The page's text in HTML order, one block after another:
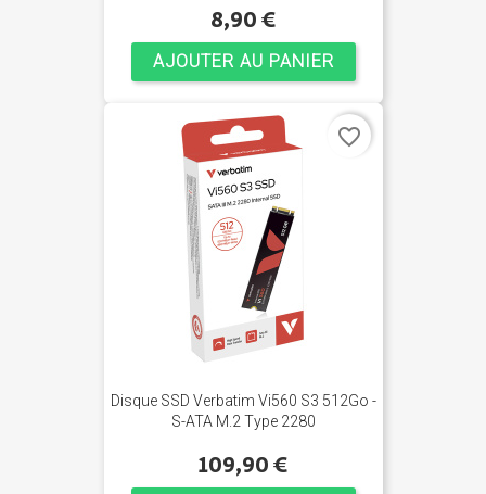
8,90 €
AJOUTER AU PANIER
Disque SSD Verbatim Vi560 S3 512Go -
S-ATA M.2 Type 2280
109,90 €
favorite_border